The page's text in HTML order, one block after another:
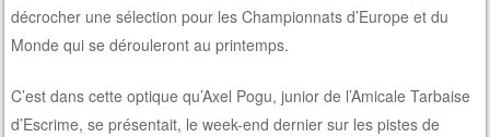
décrocher une sélection pour les Championnats d’Europe et du
Monde qui se dérouleront au printemps.
C’est dans cette optique qu’Axel Pogu, junior de l’Amicale Tarbaise
d’Escrime, se présentait, le week-end dernier sur les pistes de